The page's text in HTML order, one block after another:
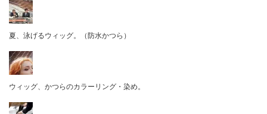
夏、泳げるウィッグ。（防水かつら）
ウィッグ、かつらのカラーリング・染め。